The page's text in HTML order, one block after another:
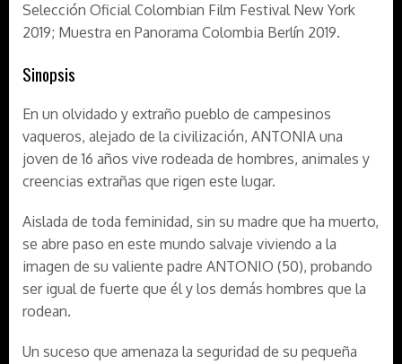
Selección Oficial Colombian Film Festival New York
2019; Muestra en Panorama Colombia Berlín 2019.
Sinopsis
En un olvidado y extraño pueblo de campesinos
vaqueros, alejado de la civilización, ANTONIA una
joven de 16 años vive rodeada de hombres, animales y
creencias extrañas que rigen este lugar.
Aislada de toda feminidad, sin su madre que ha muerto,
se abre paso en este mundo salvaje viviendo a la
imagen de su valiente padre ANTONIO (50), probando
ser igual de fuerte que él y los demás hombres que la
rodean.
Un suceso que amenaza la seguridad de su pequeña